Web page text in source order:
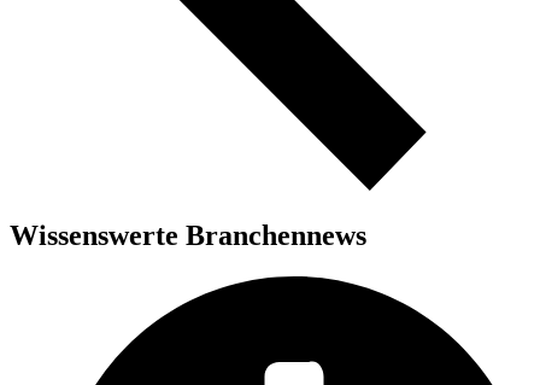
Wissenswerte Branchennews